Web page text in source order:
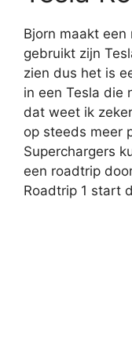
Bjorn maakt
gebruikt zijn
zien dus het is
in een Tesla die
dat weet ik
op steeds meer
Superchargers
een roadtrip
Roadtrip 1 start